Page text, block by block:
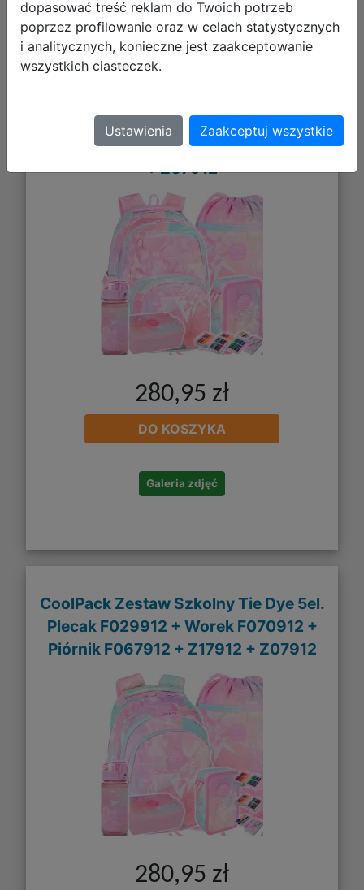
CoolPack Zestaw Szkolny Tie Dye 5el.
Plecak Pick F099912 + Worek
F070912 + Piórnik F067912 + Z17912
+ Z07912
280,95 zł
DO KOSZYKA
Galeria zdjęć
CoolPack Zestaw Szkolny Tie Dye 5el.
Plecak F029912 + Worek F070912 +
Piórnik F067912 + Z17912 + Z07912
280,95 zł
dopasować treść reklam do Twoich potrzeb
poprzez profilowanie oraz w celach statystycznych
i analitycznych, konieczne jest zaakceptowanie
wszystkich ciasteczek.
Ustawienia Zaakceptuj wszystkie